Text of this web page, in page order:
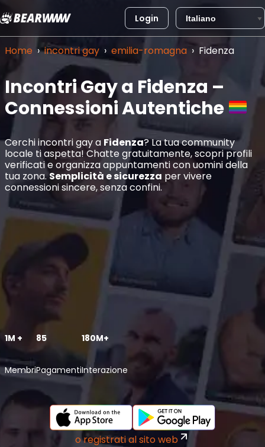
Vai
al
Login
Home › incontri gay › emilia-romagna › Fidenza
Incontri Gay a Fidenza –
Connessioni Autentiche
Cerchi incontri gay a Fidenza? La tua community
locale ti aspetta! Chatte gratuitamente, scopri profili
verificati e organizza appuntamenti con uomini della
tua zona.Semplicità e sicurezza per vivere
connessioni sincere, senza confini.
1M +
Membri
85
Pagamenti
180M+
Interazione
o registrati al sito web